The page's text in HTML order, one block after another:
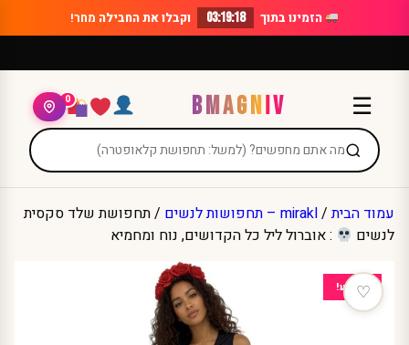
to
הזמינו בתוך 03:19:18 וקבלו את החבילה מחר!
☰
BMAGNIV
0
עמוד הבית/mirakl – תחפושות לנשים
/ תחפושת שלד סקסית
לנשים
: אוברול ליל כל הקדושים, נוח ומחמיא
מבצע!
♡